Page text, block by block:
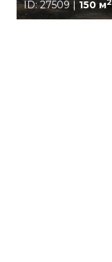
ID: 27509 | 150 м